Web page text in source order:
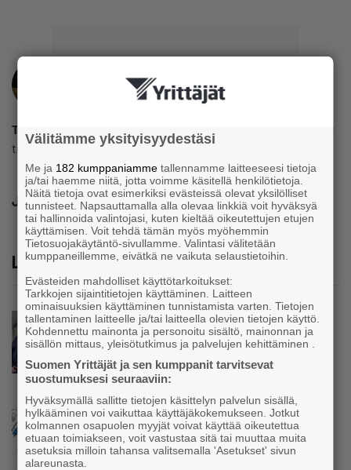
Toimitus
toimitus@yrittajat.fi
Jaa
Lue lisää
Uutinen
Parikkalassa toimii yhä liike, jollainen alkaa
olla muualla harvinaisuus – Yrittäjä Hilkka
Myllylä tuntee asiakkaidensa jalat kuin
omansa
Uutinen
Nämä yritykset nousivat AAA-luokkaan –
Katso lista
Välitämme yksityisyydestäsi
Me ja 182 kumppaniamme tallennamme laitteeseesi tietoja
ja/tai haemme niitä, jotta voimme käsitellä henkilötietoja.
Näitä tietoja ovat esimerkiksi evästeissä olevat yksilölliset
tunnisteet. Napsauttamalla alla olevaa linkkiä voit hyväksyä
tai hallinnoida valintojasi, kuten kieltää oikeutettujen etujen
käyttämisen. Voit tehdä tämän myös myöhemmin
Tietosuojakäytäntö-sivullamme. Valintasi välitetään
kumppaneillemme, eivätkä ne vaikuta selaustietoihin.
Evästeiden mahdolliset käyttötarkoitukset:
Tarkkojen sijaintitietojen käyttäminen. Laitteen
ominaisuuksien käyttäminen tunnistamista varten. Tietojen
tallentaminen laitteelle ja/tai laitteella olevien tietojen käyttö.
Kohdennettu mainonta ja personoitu sisältö, mainonnan ja
sisällön mittaus, yleisötutkimus ja palvelujen kehittäminen .
Suomen Yrittäjät ja sen kumppanit tarvitsevat
suostumuksesi seuraaviin:
Hyväksymällä sallitte tietojen käsittelyn palvelun sisällä,
hylkääminen voi vaikuttaa käyttäjäkokemukseen. Jotkut
kolmannen osapuolen myyjät voivat käyttää oikeutettua
etuaan toimiakseen, voit vastustaa sitä tai muuttaa muita
asetuksia milloin tahansa valitsemalla 'Asetukset' sivun
alareunasta.